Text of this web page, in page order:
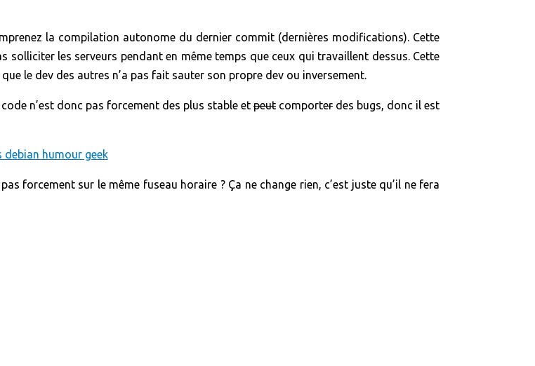
la compilation autonome du dernier commit (dernières modifications). Cette
les serveurs pendant en même temps que ceux qui travaillent dessus. Cette
le dev des autres n’a pas fait sauter son propre dev ou inversement.
code n’est donc pas forcement des plus stable et peut comporter des bugs, donc il est
forcement sur le même fuseau horaire ? Ça ne change rien, c’est juste qu’il ne fera